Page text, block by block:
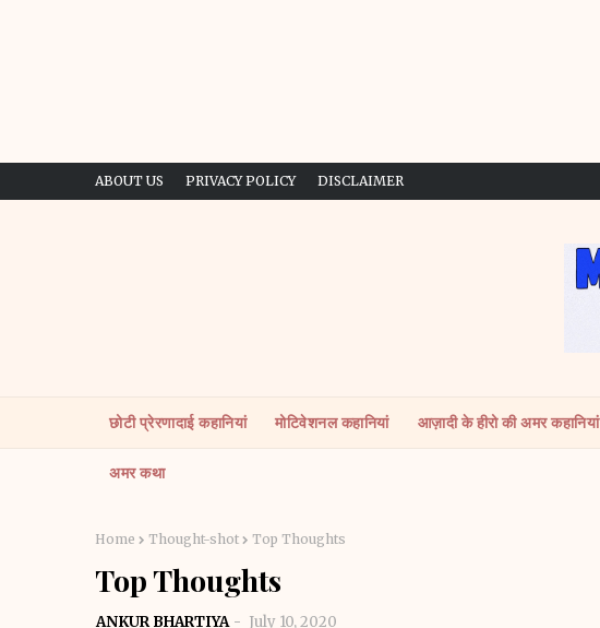
ABOUT US PRIVACY POLICY DISCLAIMER
छोटी प्रेरणादाई कहानियां मोटिवेशनल कहानियां आज़ादी के हीरो की अमर कहानियां
अमर कथा
Home Thought-shot Top Thoughts
Top Thoughts
ANKUR BHARTIYA July 10, 2020